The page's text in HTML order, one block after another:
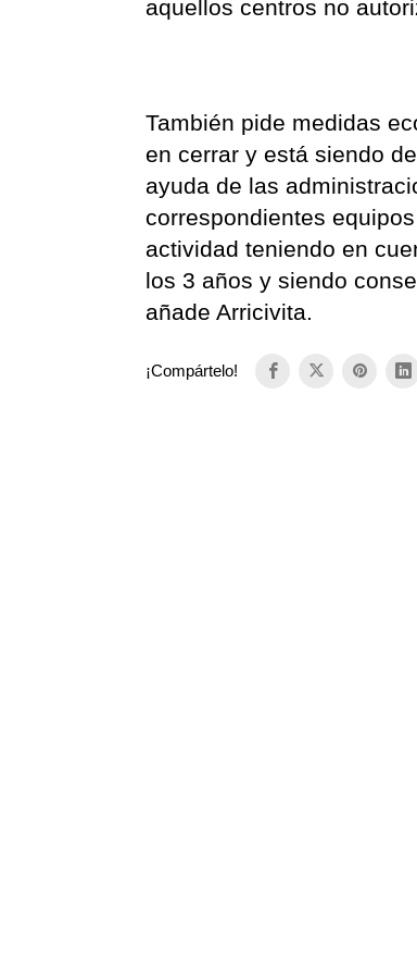
aquellos centros no
También pide medidas
en cerrar y está siendo
ayuda de las
correspondientes
actividad teniendo en
los 3 años y siendo
añade Arricivita.
¡Compártelo!